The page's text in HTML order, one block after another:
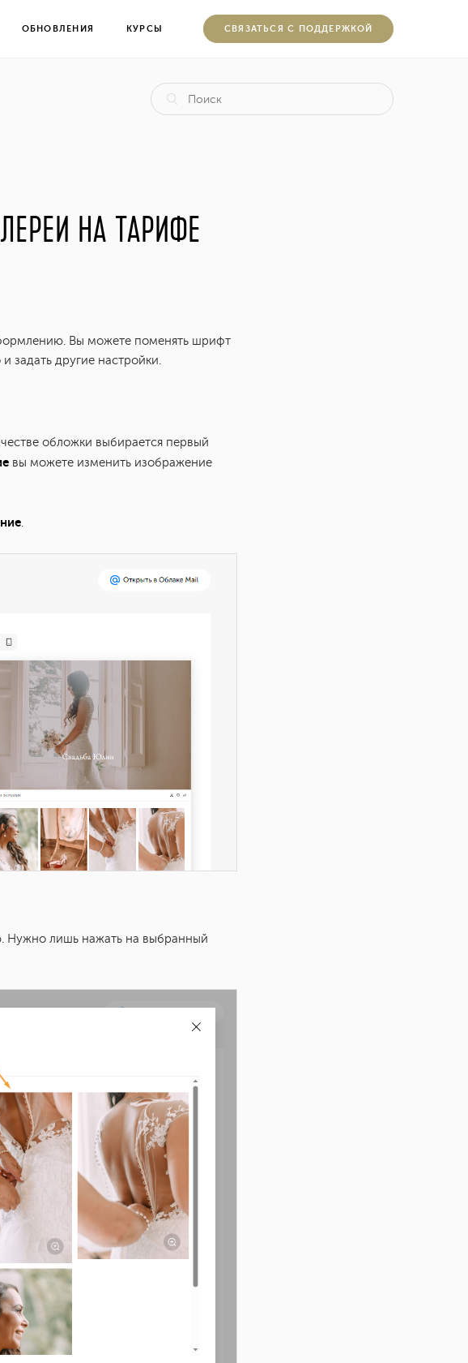
ОБНОВЛЕНИЯ КУРСЫ CВЯЗАТЬСЯ С ПОДДЕРЖКОЙ
НА ТАРИФЕ
Вы можете поменять шрифт
задать другие настройки.
обложки выбирается первый
вы можете изменить изображение
.
Нужно лишь нажать на выбранный